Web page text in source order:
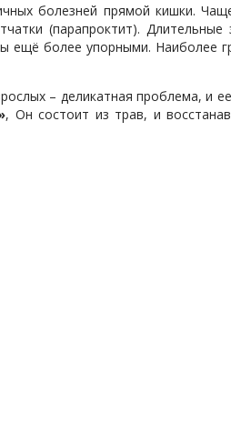
болезней прямой кишки.
(парапроктит). Длительные
ещё более упорными. Наиболее
– деликатная проблема, и
, Он состоит из трав, и